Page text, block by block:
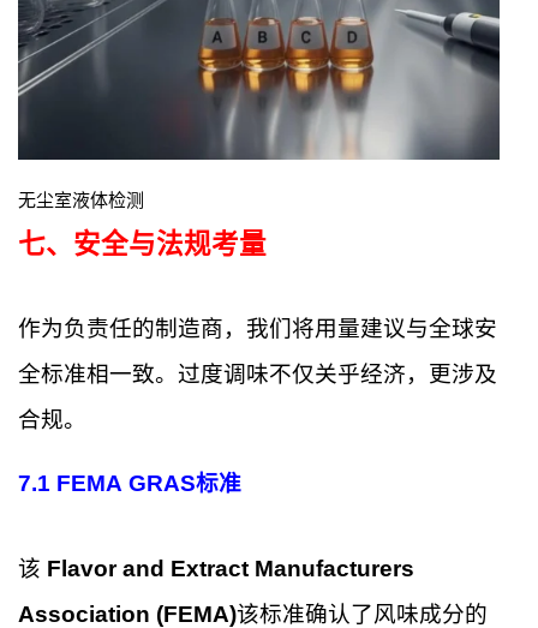
无尘室液体检测
七、安全与法规考量
作为负责任的制造商，我们将用量建议与全球安
全标准相一致。过度调味不仅关乎经济，更涉及
合规。
7.1 FEMA GRAS标准
该 Flavor and Extract Manufacturers
Association (FEMA)该标准确认了风味成分的